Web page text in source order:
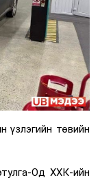
үзлэгийн төвийн
Од ХХК-ийн